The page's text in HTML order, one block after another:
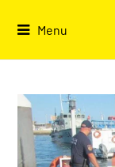
Menu